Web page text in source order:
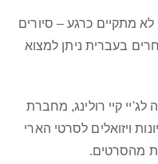
מתקיים כרגע – סיורים
בעברית ניתן למצוא
קיי רולינג, מחברת
ויזואלים לסרטי הארי
מהסרטים.